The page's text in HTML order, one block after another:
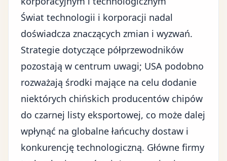
Świat technologii i korporacji nadal
doświadcza znaczących zmian i wyzwań.
Strategie dotyczące półprzewodników
pozostają w centrum uwagi; USA podobno
rozważają środki mające na celu dodanie
niektórych chińskich producentów chipów
do czarnej listy eksportowej, co może dalej
wpłynąć na globalne łańcuchy dostaw i
konkurencję technologiczną. Główne firmy